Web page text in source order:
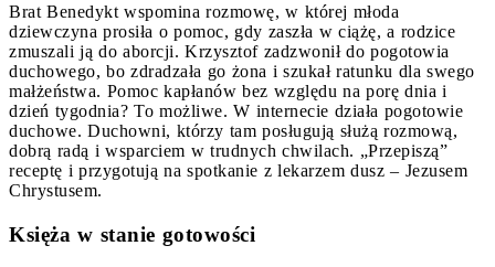
Brat Benedykt wspomina rozmowę, w której młoda
dziewczyna prosiła o pomoc, gdy zaszła w ciążę, a rodzice
zmuszali ją do aborcji. Krzysztof zadzwonił do pogotowia
duchowego, bo zdradzała go żona i szukał ratunku dla swego
małżeństwa. Pomoc kapłanów bez względu na porę dnia i
dzień tygodnia? To możliwe. W internecie działa pogotowie
duchowe. Duchowni, którzy tam posługują służą rozmową,
dobrą radą i wsparciem w trudnych chwilach. „Przepiszą”
receptę i przygotują na spotkanie z lekarzem dusz – Jezusem
Chrystusem.
Księża w stanie gotowości